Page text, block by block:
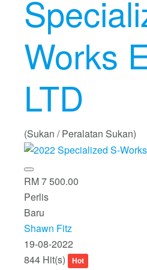
Works
LTD
(Sukan / Peralatan Sukan)
RM 7 500.00
Perlis
Baru
Shawn Fitz
19-08-2022
844 Hit(s)
Hot